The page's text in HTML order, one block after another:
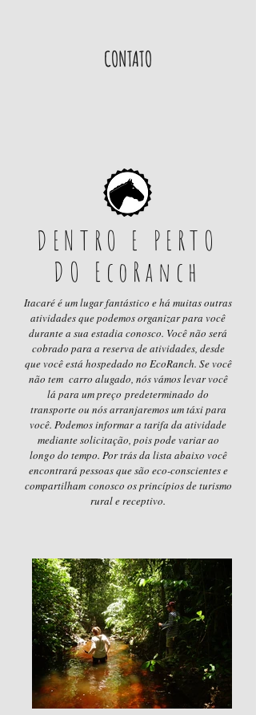
CONTATO
DENTRO E PERTO
DO EcoRanch
Itacaré é um lugar fantástico e há muitas outras
atividades que podemos organizar para você
durante a sua estadia conosco. Você não será
cobrado para a reserva de atividades, desde
que você está hospedado no EcoRanch. Se você
não tem carro alugado, nós vámos levar você
lá para um preço predeterminado do
transporte ou nós arranjaremos um táxi para
você. Podemos informar a tarifa da atividade
mediante solicitação, pois pode variar ao
longo do tempo. Por trás da lista abaixo você
encontrará pessoas que são eco-conscientes e
compartilham conosco os princípios de turismo
rural e receptivo.